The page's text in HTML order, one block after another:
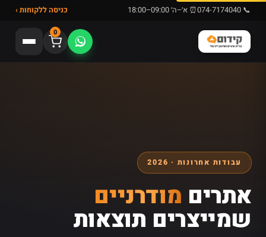
📞 074-7174040 ⏰ א׳–ה׳ 09:00–18:00 כניסה ללקוחות ›
0
עבודות אחרונות · 2026
אתרים מודרניים
שמייצרים תוצאות